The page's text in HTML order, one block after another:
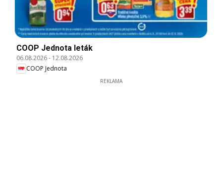
COOP Jednota leták
06.08.2026- 12.08.2026
COOP Jednota
REKLAMA